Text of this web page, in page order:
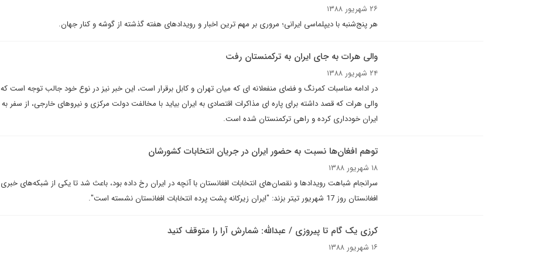
۲۶ شهریور ۱۳۸۸
هر پنج‌شنبه با ديپلماسى ايرانى؛ مروری بر مهم ترین اخبار و رویدادهای هفته گذشته از گوشه و کنار جهان.
والی هرات به جای ایران به ترکمنستان رفت
۲۴ شهریور ۱۳۸۸
در ادامه مناسبات کمرنگ و فضای منفعلانه ای که میان تهران و کابل برقرار است، این خبر نیز در نوع خود جالب توجه است که
والی هرات که قصد داشته برای پاره ای مذاکرات اقتصادی به ایران بیاید با مخالفت دولت مرکزی و نیروهای خارجی، از سفر به
ایران خودداری کرده و راهی ترکمنستان شده است.
توهم افغان‌ها نسبت به حضور ایران در جریان انتخابات کشورشان
۱۸ شهریور ۱۳۸۸
سرانجام شباهت رویدادها و نقصان‌های انتخابات افغانستان با آنچه در ایران رخ داده بود، باعث شد تا یکی از شبکه‌های خبری
افغانستان روز 17 شهریور تیتر بزند: "ایران زیرکانه پشت پرده انتخابات افغانستان نشسته است".
کرزی یک گام تا پیروزی / عبدالله: شمارش آرا را متوقف کنید
۱۶ شهریور ۱۳۸۸